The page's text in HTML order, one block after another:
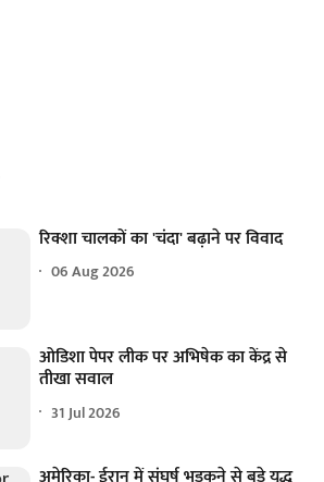
रिक्शा चालकों का 'चंदा' बढ़ाने पर विवाद
06 Aug 2026
ओडिशा पेपर लीक पर अभिषेक का केंद्र से
तीखा सवाल
31 Jul 2026